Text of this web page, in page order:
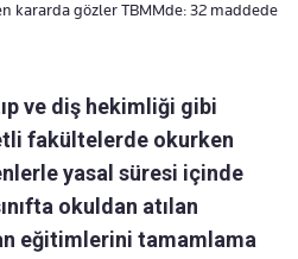
kararda gözler TBMMde: 32 maddede
ve diş hekimliği gibi
fakültelerde okurken
yasal süresi içinde
okuldan atılan
eğitimlerini tamamlama